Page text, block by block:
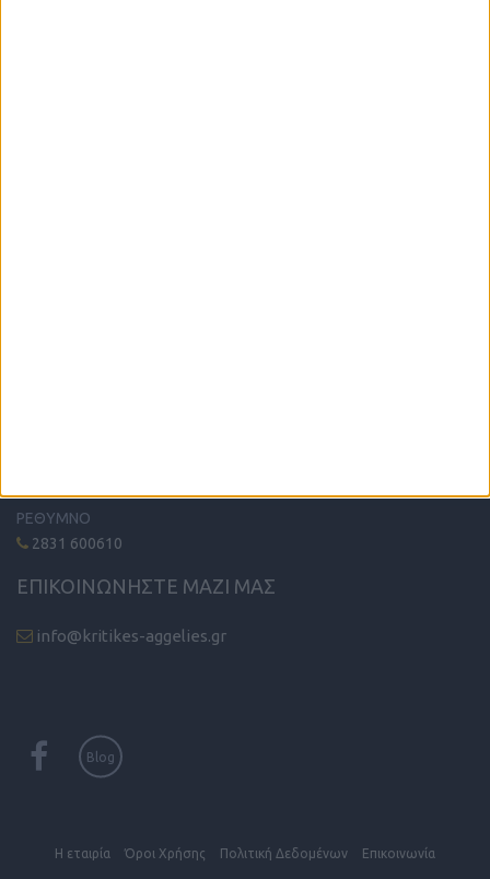
ΡΕΘΥΜΝΟ
2831 600610
ΕΠΙΚΟΙΝΩΝΗΣΤΕ ΜΑΖΙ ΜΑΣ
info@kritikes-aggelies.gr
Blog
Η εταιρία Όροι Xρήσης Πολιτική Δεδομένων Επικοινωνία